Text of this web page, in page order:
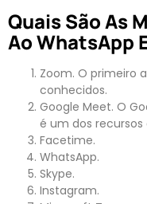
Quais São As
Ao WhatsApp
Zoom. O primeiro
conhecidos.
Google Meet. O
é um dos
Facetime.
WhatsApp.
Skype.
Instagram.